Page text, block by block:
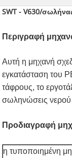
SWT - V630/
Περιγραφή
Αυτή η μηχανή
εγκατάσταση του
τάφρους, το
σωληνώσεις νερού
Προδιαγραφή
η τυποποιημένη